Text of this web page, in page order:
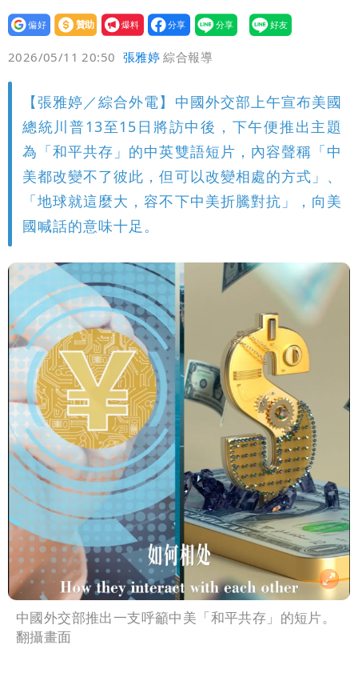
設為
贊助
我要
爆料
2026/05/11 20:50 張雅婷 綜合報導
【張雅婷／綜合外電】中國外交部上午宣布美國
總統川普13至15日將訪中後，下午便推出主題
為「和平共存」的中英雙語短片，內容聲稱「中
美都改變不了彼此，但可以改變相處的方式」、
「地球就這麼大，容不下中美折騰對抗」，向美
國喊話的意味十足。
中國外交部推出一支呼籲中美「和平共存」的短片。
翻攝畫面